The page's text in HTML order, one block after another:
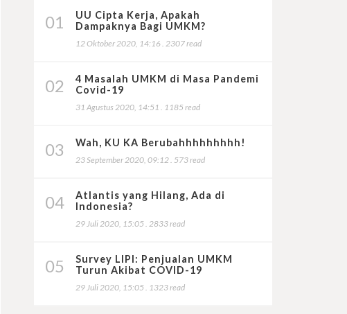
01
UU Cipta Kerja, Apakah
Dampaknya Bagi UMKM?
12 Oktober 2020, 14:16 . 2307 read
02
4 Masalah UMKM di Masa Pandemi
Covid-19
31 Agustus 2020, 14:51 . 1185 read
03 Wah, KU KA Berubahhhhhhhhh!
23 September 2020, 09:12 . 573 read
04
Atlantis yang Hilang, Ada di
Indonesia?
29 Juli 2020, 15:05 . 2833 read
05
Survey LIPI: Penjualan UMKM
Turun Akibat COVID-19
29 Juli 2020, 15:05 . 1323 read